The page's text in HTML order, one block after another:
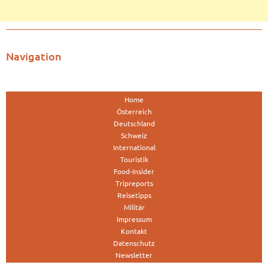
Navigation
Home
Österreich
Deutschland
Schweiz
International
Touristik
Food-Insider
Tripreports
Reisetipps
Militär
Impressum
Kontakt
Datenschutz
Newsletter